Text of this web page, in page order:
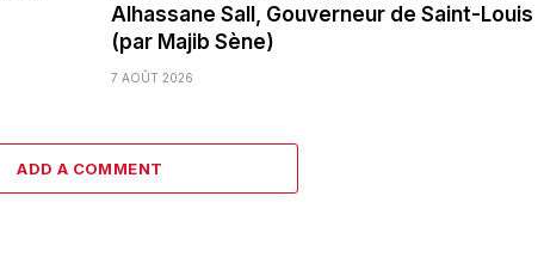
Alhassane Sall, Gouverneur de Saint-Louis
(par Majib Sène)
7 AOÛT 2026
ADD A COMMENT